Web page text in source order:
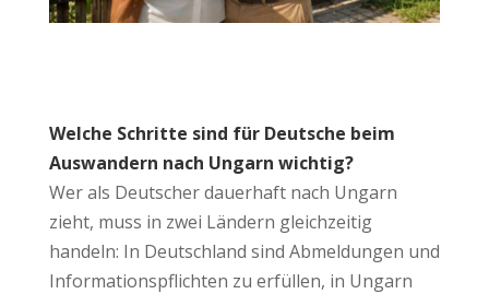
Welche Schritte sind für Deutsche beim
Auswandern nach Ungarn wichtig?
Wer als Deutscher dauerhaft nach Ungarn
zieht, muss in zwei Ländern gleichzeitig
handeln: In Deutschland sind Abmeldungen und
Informationspflichten zu erfüllen, in Ungarn